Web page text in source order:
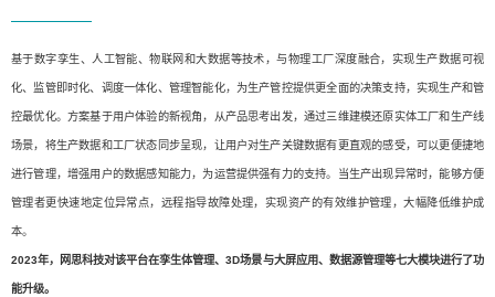
基于数字孪生、人工智能、物联网和大数据等技术，与物理工厂深度融合，实现生产数据可视
化、监管即时化、调度一体化、管理智能化，为生产管控提供更全面的决策支持，实现生产和管
控最优化。方案基于用户体验的新视角，从产品思考出发，通过三维建模还原实体工厂和生产线
场景，将生产数据和工厂状态同步呈现，让用户对生产关键数据有更直观的感受，可以更便捷地
进行管理，增强用户的数据感知能力，为运营提供强有力的支持。当生产出现异常时，能够方便
管理者更快速地定位异常点，远程指导故障处理，实现资产的有效维护管理，大幅降低维护成
本。
2023年，网思科技对该平台在孪生体管理、3D场景与大屏应用、数据源管理等七大模块进行了功
能升级。